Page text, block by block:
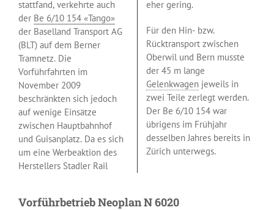
stattfand, verkehrte auch
der Be 6/10 154 «Tango»
der Baselland Transport AG
(BLT) auf dem Berner
Tramnetz. Die
Vorführfahrten im
November 2009
beschränkten sich jedoch
auf wenige Einsätze
zwischen Hauptbahnhof
und Guisanplatz. Da es sich
um eine Werbeaktion des
Herstellers Stadler Rail
eher gering.
Für den Hin- bzw.
Rücktransport zwischen
Oberwil und Bern musste
der 45 m lange
Gelenkwagen jeweils in
zwei Teile zerlegt werden.
Der Be 6/10 154 war
übrigens im Frühjahr
desselben Jahres bereits in
Zürich unterwegs.
Vorführbetrieb Neoplan N 6020